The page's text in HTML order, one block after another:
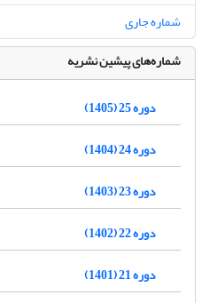
شماره جاری
شماره‌های پیشین نشریه
دوره 25 (1405)
دوره 24 (1404)
دوره 23 (1403)
دوره 22 (1402)
دوره 21 (1401)